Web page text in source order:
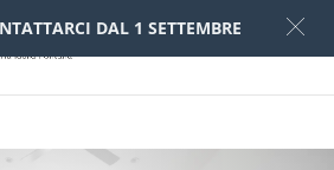
DAL 1 SETTEMBRE